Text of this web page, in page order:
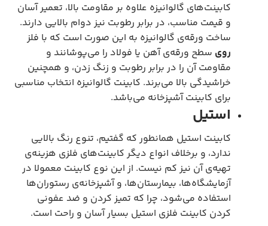
کابینت‌های گالوانیزه علاوه بر مقاومت بالا، تعمیر آسان
و قیمت مناسب، در برابر رطوبت نیز دوام بالایی دارند.
ساخت ورقه‌ی گالوانیزه به این صورت است که با فلز
روی سطح ورقه‌ی آهن یا فولاد را می‌پوشانند و
مقاومت آن را در برابر رطوبت و زنگ زدن، و همچنین
خراشیدگی بالا می‌برند. کابینت گالوانیزه انتخاب مناسبی
برای کابینت آشپزخانه می‌باشد.
استیل
کابینت استیل همانطور که گفتیم، تنوع رنگ بالایی
ندارد، و برخلاف انواع دیگر کابینت‌های فلزی هزینه‌ی
تهیه‌ی آن نیز کم نیست. از این نوع کابینت معمولا در
آزمایشگاه‌ها، بیمارستان‌ها، و آشپزخانه‌ی رستوران‌ها
استفاده می‌شود، چرا که تمیز کردن و ضد عفونی
کردن کابینت فلزی استیل بسیار آسان و راحت است.